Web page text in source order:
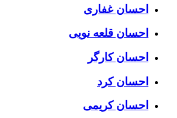
احسان غفاری
احسان قلعه نویی
احسان کارگر
احسان کرد
احسان کریمی